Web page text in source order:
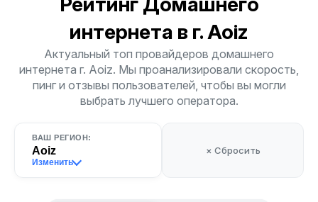
интернета в г. Aoiz
Актуальный топ провайдеров домашнего
интернета г. Aoiz. Мы проанализировали скорость,
пинг и отзывы пользователей, чтобы вы могли
выбрать лучшего оператора.
ВАШ РЕГИОН:
Aoiz
Изменить
× Сбросить